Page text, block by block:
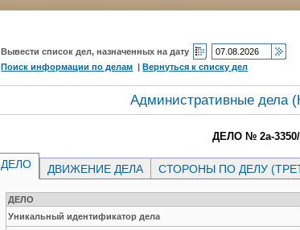
Вывести список дел, назначенных на дату
Поиск информации по делам |Вернуться к списку дел
Административные дела
ДЕЛО № 2а-3350/
ДЕЛО ДВИЖЕНИЕ ДЕЛА СТОРОНЫ ПО ДЕЛУ
ДЕЛО
Уникальный идентификатор дела